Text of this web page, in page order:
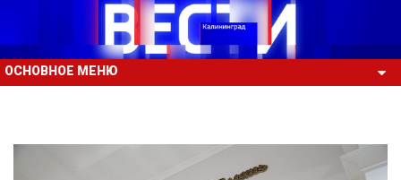
ОСНОВНОЕ МЕНЮ